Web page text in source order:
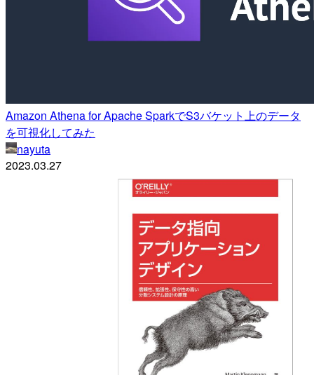
Amazon Athena for Apache SparkでS3バケット上のデータ
を可視化してみた
nayuta
2023.03.27